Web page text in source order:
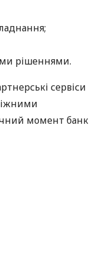
рішеннями.
сервіси
момент банк